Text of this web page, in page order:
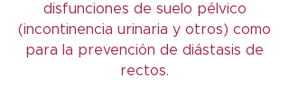
disfunciones de suelo pélvico
(incontinencia urinaria y otros) como
para la prevención de diástasis de
rectos.